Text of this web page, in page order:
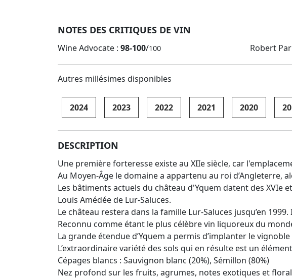
NOTES DES CRITIQUES DE VIN
Wine Advocate : 98-100/100 Robert
Autres millésimes disponibles
2024 2023 2022 2021 2020
DESCRIPTION
Une première forteresse existe au XIIe siècle, car
Au Moyen-Âge le domaine a appartenu au roi d’Angleterre,
Les bâtiments actuels du château d'Yquem datent des XVIe
Louis Amédée de Lur-Saluces.
Le château restera dans la famille Lur-Saluces jusqu’en
Reconnu comme étant le plus célèbre vin liquoreux du
La grande étendue d’Yquem a permis d’implanter le
L’extraordinaire variété des sols qui en résulte est un
Cépages blancs : Sauvignon blanc (20%), Sémillon (80%)
Nez profond sur les fruits, agrumes, notes exotiques et